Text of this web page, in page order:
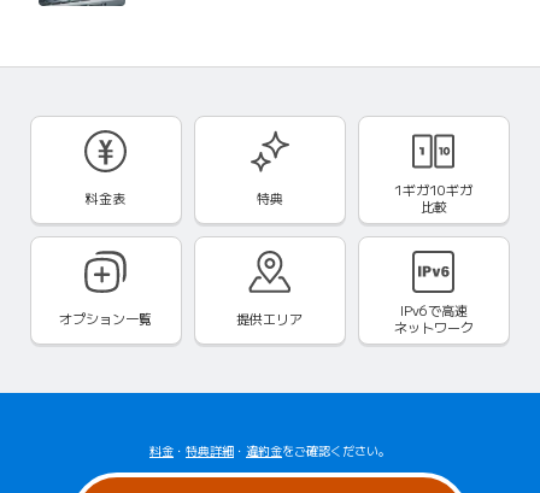
料金表 特典
1ギガ10ギガ
比較
オプション一覧 提供エリア IPv6で高速
ネットワーク
料金 ・ 特典詳細 ・ 違約金をご確認ください。